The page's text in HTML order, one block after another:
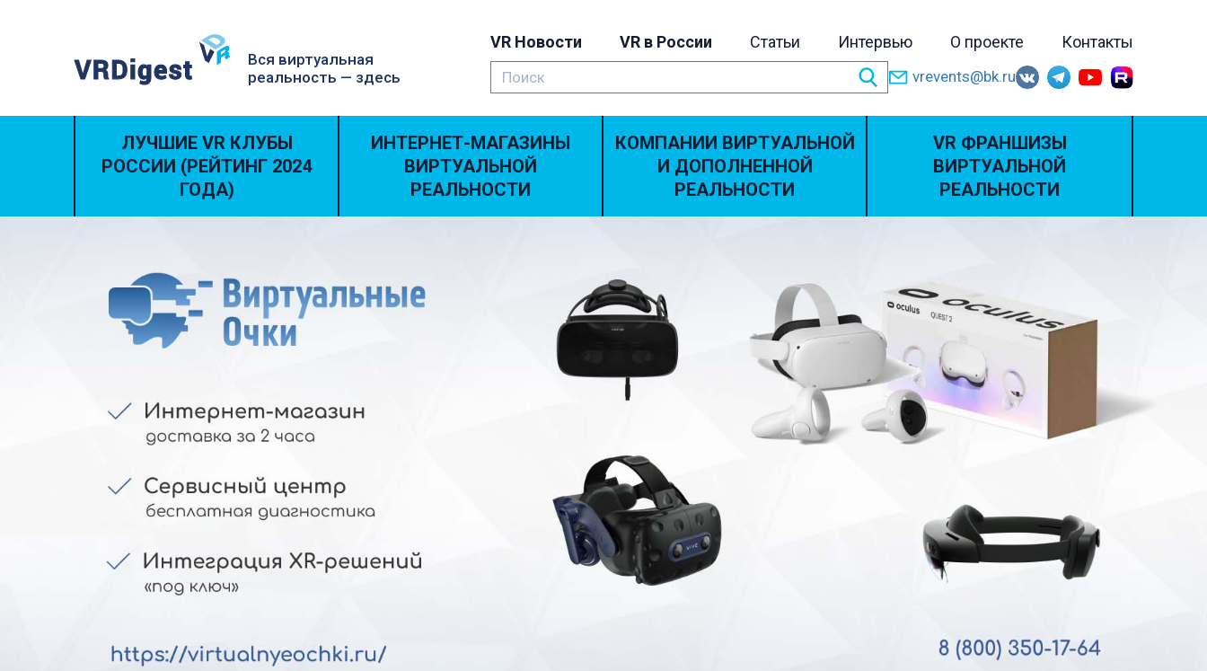
Вся виртуальная
реальность — здесь
VR Новости VR в России Статьи Интервью О проекте Контакты
vrevents@bk.ru
ЛУЧШИЕ VR КЛУБЫ
РОССИИ (РЕЙТИНГ 2024
ГОДА)
ИНТЕРНЕТ-МАГАЗИНЫ
ВИРТУАЛЬНОЙ
РЕАЛЬНОСТИ
КОМПАНИИ ВИРТУАЛЬНОЙ
И ДОПОЛНЕННОЙ
РЕАЛЬНОСТИ
VR ФРАНШИЗЫ
ВИРТУАЛЬНОЙ
РЕАЛЬНОСТИ